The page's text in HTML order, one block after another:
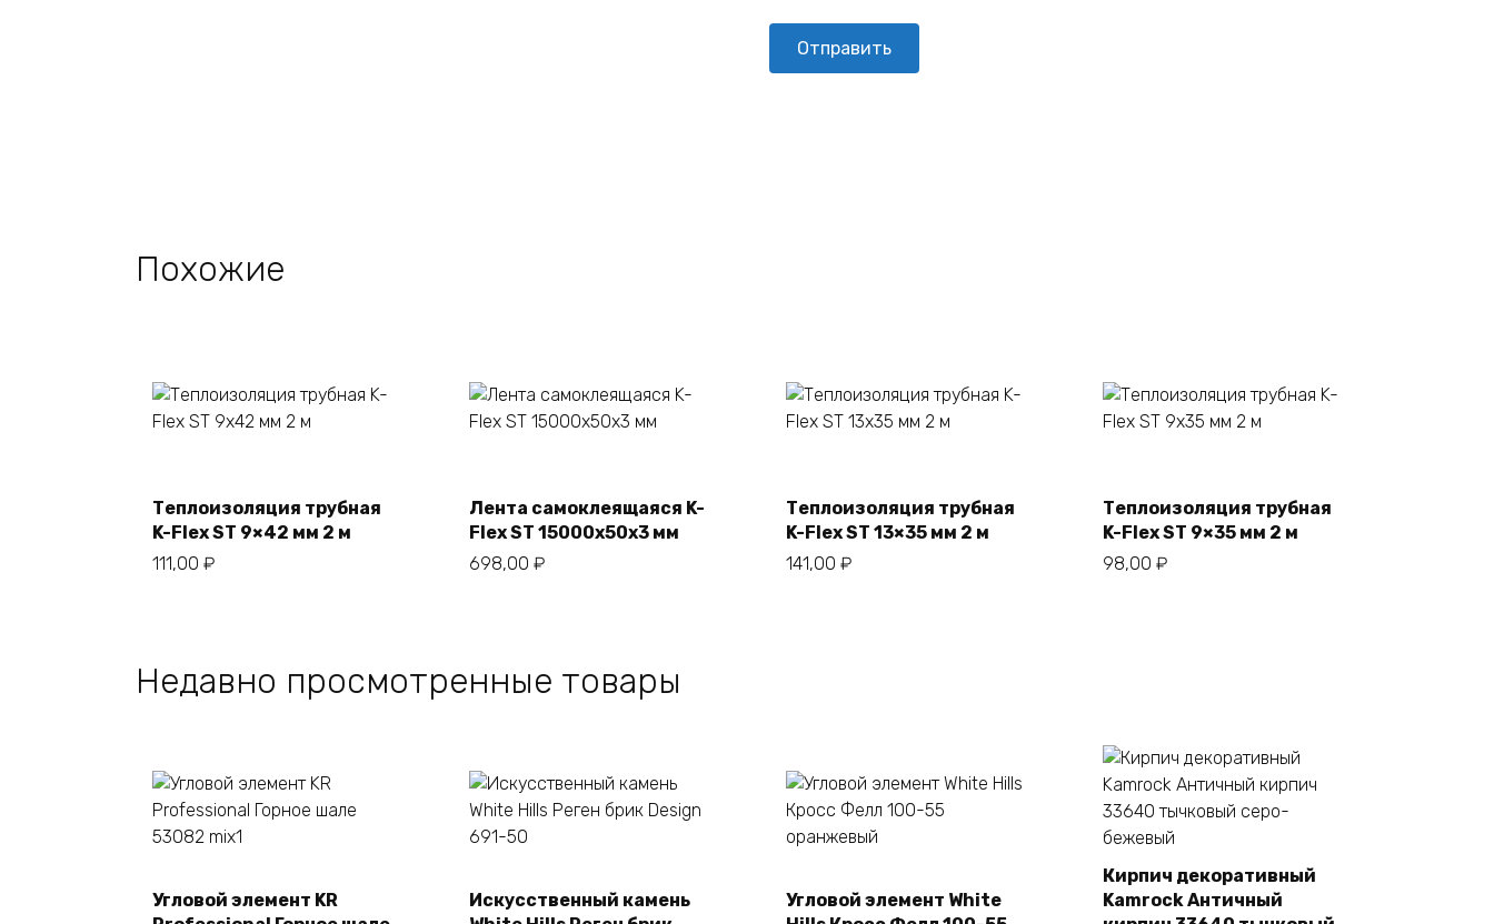
Похожие
В корзину
Теплоизоляция трубная
K-Flex ST 9×42 мм 2 м
111,00 ₽
В корзину
Лента самоклеящаяся K-
Flex ST 15000х50х3 мм
698,00 ₽
В корзину
Теплоизоляция трубная
K-Flex ST 13×35 мм 2 м
141,00 ₽
В корзину
Теплоизоляция трубная
K-Flex ST 9×35 мм 2 м
98,00 ₽
Недавно просмотренные товары
В корзину
Угловой элемент KR
В корзину
Искусственный камень
В корзину
Угловой элемент White
Кирпич декоративный
Kamrock Античный